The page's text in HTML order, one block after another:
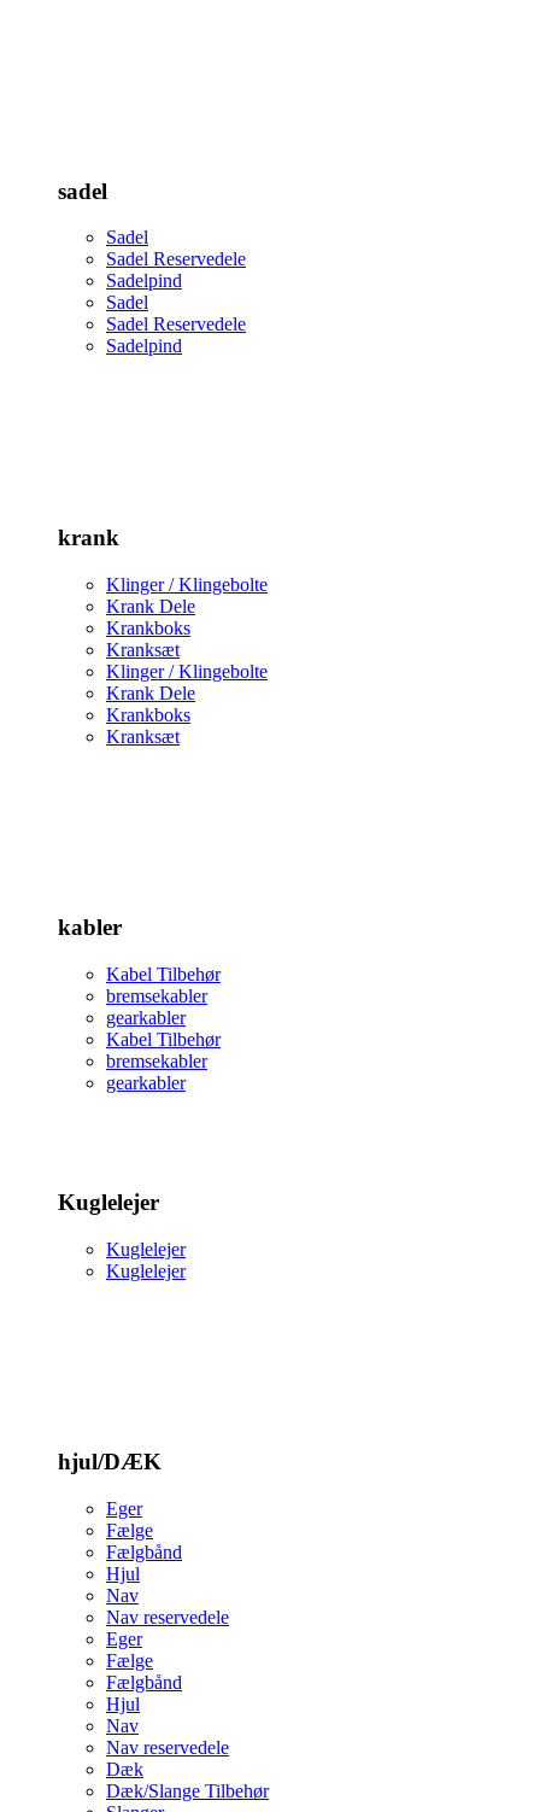
sadel
Sadel
Sadel Reservedele
Sadelpind
Sadel
Sadel Reservedele
Sadelpind
krank
Klinger / Klingebolte
Krank Dele
Krankboks
Kranksæt
Klinger / Klingebolte
Krank Dele
Krankboks
Kranksæt
kabler
Kabel Tilbehør
bremsekabler
gearkabler
Kabel Tilbehør
bremsekabler
gearkabler
Kuglelejer
Kuglelejer
Kuglelejer
hjul/DÆK
Eger
Fælge
Fælgbånd
Hjul
Nav
Nav reservedele
Eger
Fælge
Fælgbånd
Hjul
Nav
Nav reservedele
Dæk
Dæk/Slange Tilbehør